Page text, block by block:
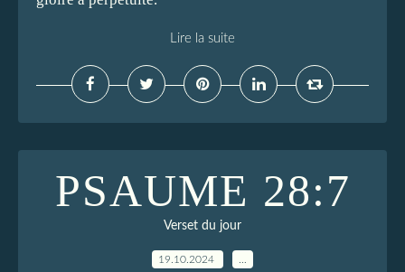
Lire la suite
PSAUME 28:7
Verset du jour
19.10.2024